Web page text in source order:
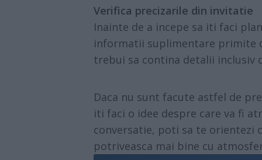
Verifica precizarile din invitatie
Inainte de a incepe sa iti faci
informatii suplimentare primite
trebui sa contina detalii inclusiv
Daca nu sunt facute astfel de
iti faci o idee despre care va fi
conversatie, poti sa te orientezi
potriveasca mai bine cu